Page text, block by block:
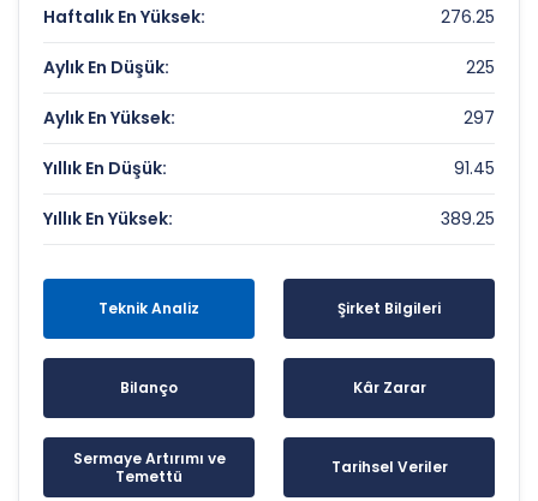
Haftalık En Yüksek: 276.25
Aylık En Düşük: 225
Aylık En Yüksek: 297
Yıllık En Düşük: 91.45
Yıllık En Yüksek: 389.25
Teknik Analiz Şirket Bilgileri
Bilanço Kâr Zarar
Sermaye Artırımı ve
Temettü
Tarihsel Veriler